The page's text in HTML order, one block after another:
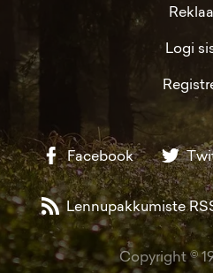
Logi
Facebook
Lennupakkumiste
Copyright ©